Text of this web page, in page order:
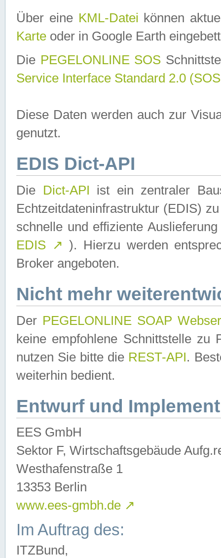
Über eine KML-Datei können
Karte oder in Google Earth
Die PEGELONLINE SOS
Service Interface Standard 2.0
Diese Daten werden auch zur
genutzt.
EDIS Dict-API
Die Dict-API ist ein zentraler
Echtzeitdateninfrastruktur (EDIS)
schnelle und effiziente
EDIS ↗ ). Hierzu werden
Broker angeboten.
Nicht mehr
Der PEGELONLINE SOAP
keine empfohlene Schnittstelle zu
nutzen Sie bitte die REST-API.
weiterhin bedient.
Entwurf und
EES GmbH
Sektor F, Wirtschaftsgebäude
Westhafenstraße 1
13353 Berlin
www.ees-gmbh.de ↗
Im Auftrag des:
ITZBund,